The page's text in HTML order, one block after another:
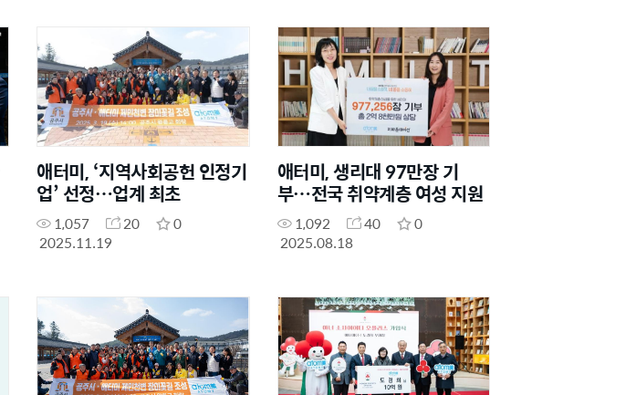
애터미, ‘지역사회공헌 인정기
업’ 선정…업계 최초
1,057 20
0
2025.11.19
애터미, 생리대 97만장 기
부…전국 취약계층 여성 지원
1,092 40
0
2025.08.18